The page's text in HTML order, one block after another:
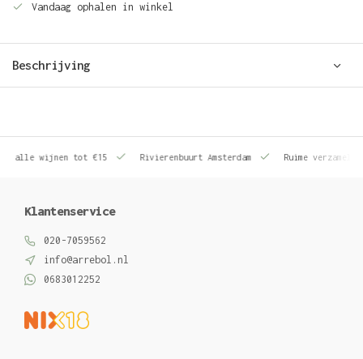
Vandaag ophalen in winkel
Beschrijving
wijnen tot €15 Rivierenbuurt Amsterdam Ruime verzameling
Klantenservice
020-7059562
info@arrebol.nl
0683012252